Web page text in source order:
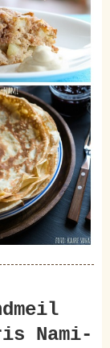
Nami-